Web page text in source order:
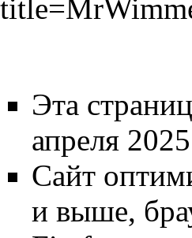
Эта
апреля
Сайт
и выше,